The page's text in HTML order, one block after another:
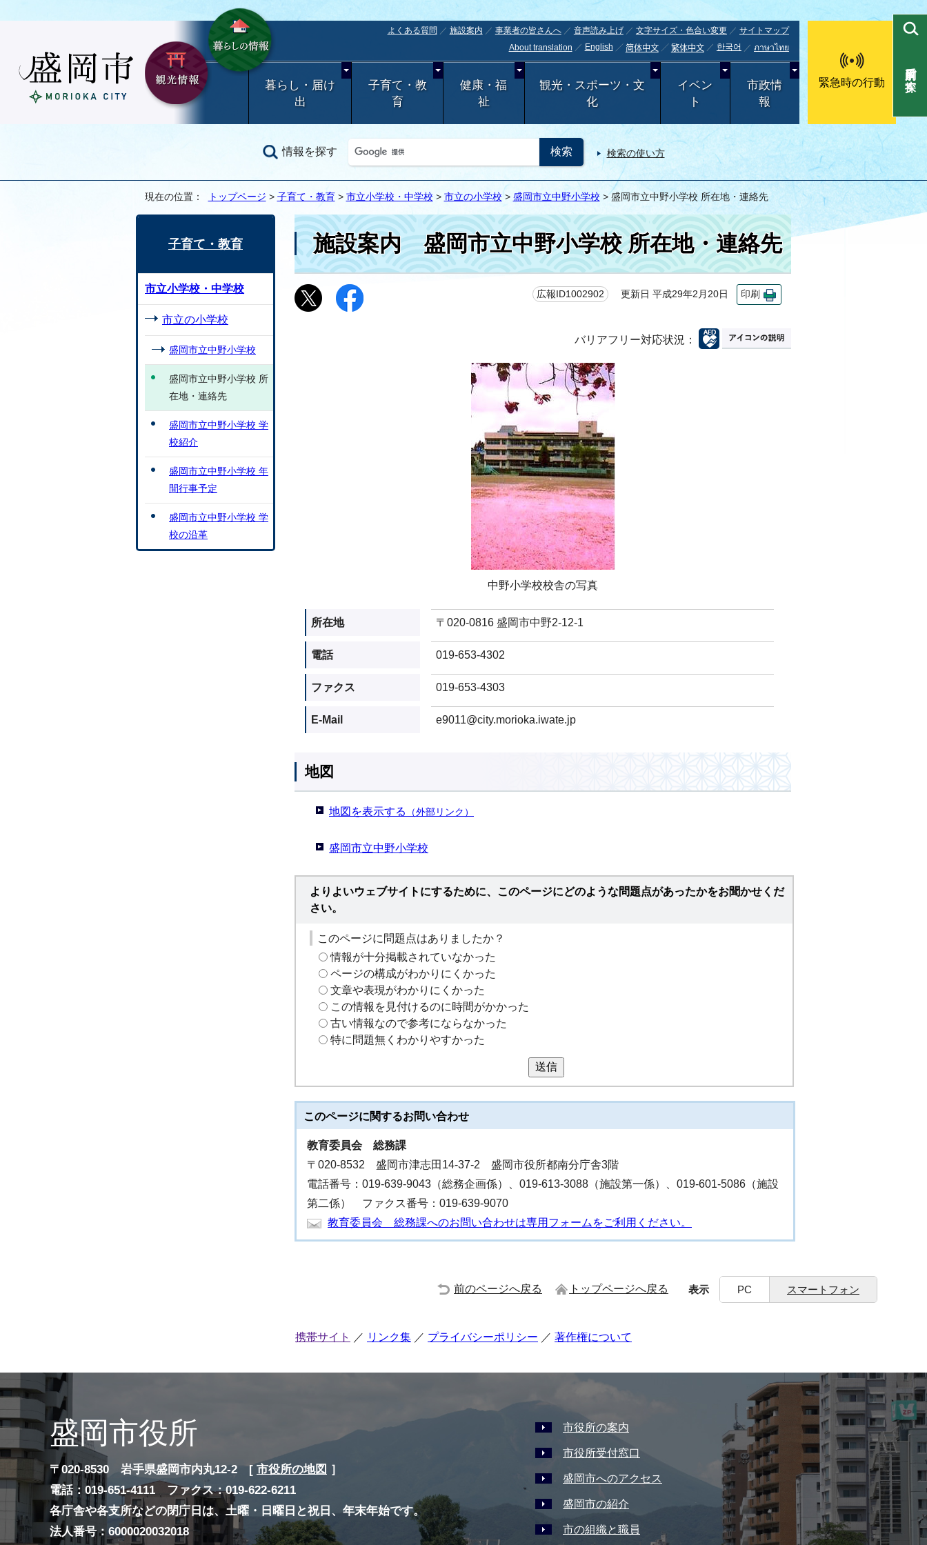
よくある質問 施設案内 事業者の皆さんへ 音声読み上げ 文字サイズ・色合い変更
サイトマップ
About translation
English 简体中文 繁体中文 한국어 ภาษาไทย
暮らし・届け
出
子育て・教
育
健康・福
祉
観光・スポーツ・文
化
イベン
ト
市政情
報
緊急時の行動
情報を探す 検索の使い方
目的別で探す
現在の位置： トップページ > 子育て・教育> 市立小学校・中学校> 市立の小学校 > 盛岡市立中野小学校> 盛岡市立中野小学校 所在地・連絡先
施設案内盛岡市立中野小学校 所在地・連絡先
広報ID1002902 更新日 平成29年2月20日 印刷
バリアフリー対応状況：
中野小学校校舎の写真
所在地 〒020-0816 盛岡市中野2-12-1
電話 019-653-4302
ファクス 019-653-4303
E-Mail e9011@city.morioka.iwate.jp
地図
地図を表示する （外部リンク）
盛岡市立中野小学校
よりよいウェブサイトにするために、このページにどのような問題点があったかをお聞かせくだ
さい。
このページに問題点はありましたか？
情報が十分掲載されていなかった
ページの構成がわかりにくかった
文章や表現がわかりにくかった
この情報を見付けるのに時間がかかった
古い情報なので参考にならなかった
特に問題無くわかりやすかった
送信
このページに関するお問い合わせ
教育委員会 総務課
〒020-8532 盛岡市津志田14-37-2 盛岡市役所都南分庁舎3階
電話番号：019-639-9043（総務企画係）、019-613-3088（施設第一係）、019-601-5086（施設
第二係） ファクス番号：019-639-9070
教育委員会 総務課へのお問い合わせは専用フォームをご利用ください。
子育て・教育
市立小学校・中学校
市立の小学校
盛岡市立中野小学校
盛岡市立中野小学校 所
在地・連絡先
盛岡市立中野小学校 学
校紹介
盛岡市立中野小学校 年
間行事予定
盛岡市立中野小学校 学
校の沿革
前のページへ戻る トップページへ戻る 表示 PC スマートフォン
携帯サイト リンク集 プライバシーポリシー 著作権について
盛岡市役所
〒020-8530 岩手県盛岡市内丸12-2 [ 市役所の地図 ］
電話：019-651-4111 ファクス：019-622-6211
各庁舎や各支所などの閉庁日は、土曜・日曜日と祝日、年末年始です。
法人番号：6000020032018
市役所の案内
市役所受付窓口
盛岡市へのアクセス
盛岡市の紹介
市の組織と職員